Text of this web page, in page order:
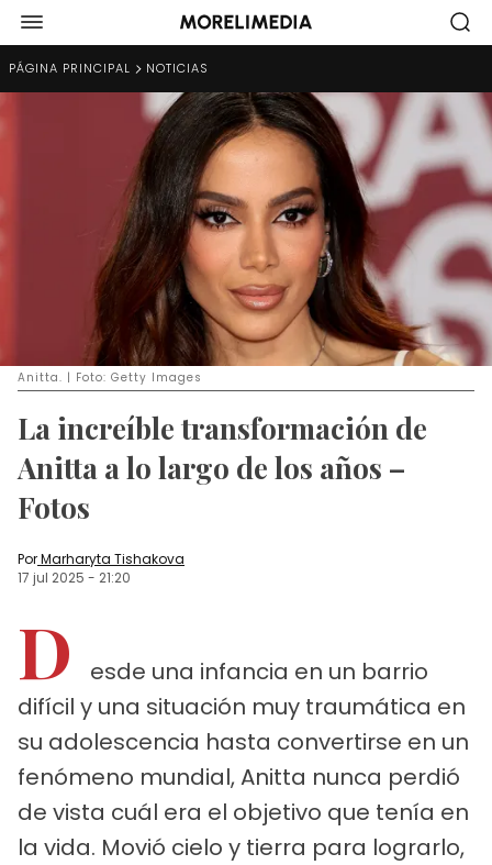
PÁGINA PRINCIPAL NOTICIAS
Anitta. | Foto: Getty Images
La increíble transformación de
Anitta a lo largo de los años –
Fotos
PorMarharyta Tishakova
17 jul 2025 - 21:20
D
esde una infancia en un barrio
difícil y una situación muy traumática en
su adolescencia hasta convertirse en un
fenómeno mundial, Anitta nunca perdió
de vista cuál era el objetivo que tenía en
la vida. Movió cielo y tierra para lograrlo,